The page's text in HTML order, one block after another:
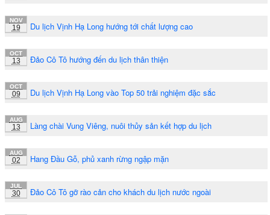
NOV
19 Du lịch Vịnh Hạ Long hướng tới chất lượng cao
OCT
13 Đảo Cô Tô hướng đến du lịch thân thiện
OCT
09 Du lịch Vịnh Hạ Long vào Top 50 trải nghiệm đặc sắc
AUG
13 Làng chài Vung Viêng, nuôi thủy sản kết hợp du lịch
AUG
02 Hang Đầu Gỗ, phủ xanh rừng ngập mặn
JUL
30 Đảo Cô Tô gỡ rào cản cho khách du lịch nước ngoài